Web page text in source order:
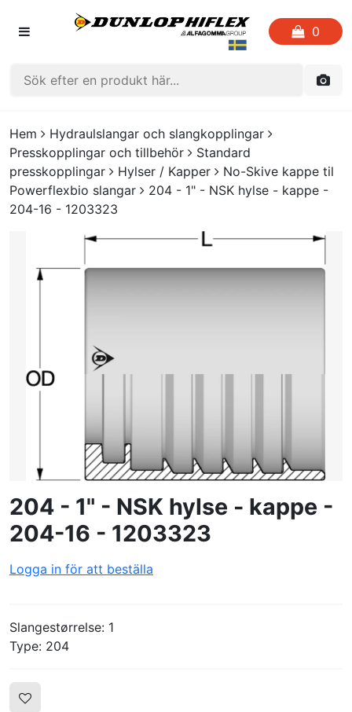
0
HEM
FAVORITLISTOR
KATALOGER
UTGÅENDE PRODUKTER
SKAPA PROFIL
Hem
Hydraulslangar och slangkopplingar
Presskopplingar och tillbehör
Standard
presskopplingar
Hylser / Kapper
No-Skive kappe til
Powerflexbio slangar
204 - 1" - NSK hylse - kappe -
204-16 - 1203323
204 - 1" - NSK hylse - kappe -
204-16 - 1203323
Logga in för att beställa
Slangestørrelse: 1
Type: 204